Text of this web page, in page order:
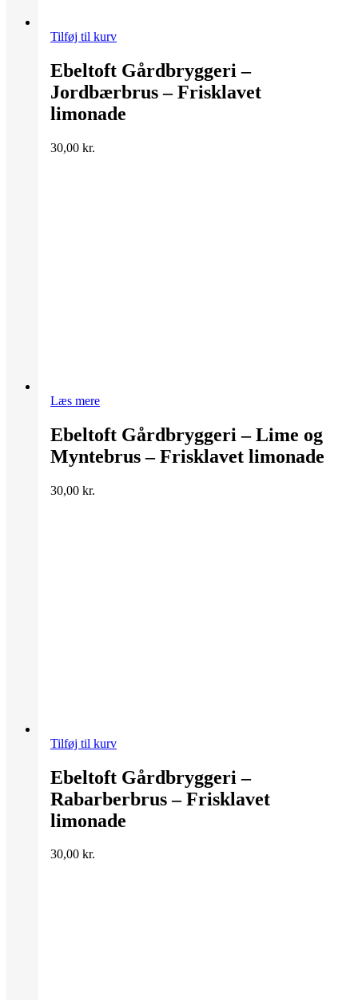
Tilføj til kurv
Ebeltoft Gårdbryggeri –
Jordbærbrus – Frisklavet
limonade
30,00 kr.
Læs mere
Ebeltoft Gårdbryggeri – Lime og
Myntebrus – Frisklavet limonade
30,00 kr.
Tilføj til kurv
Ebeltoft Gårdbryggeri –
Rabarberbrus – Frisklavet
limonade
30,00 kr.